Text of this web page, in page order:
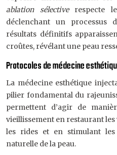
ablation sélective respecte
déclenchant un processus
résultats définitifs
croûtes, révélant une peau
Protocoles de médecine
La médecine esthétique
pilier fondamental du
permettent d’agir de
vieillissement en restaurant
les rides et en stimulant
naturelle de la peau.